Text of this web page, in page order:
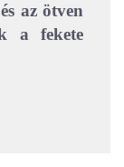
az ötven
a fekete